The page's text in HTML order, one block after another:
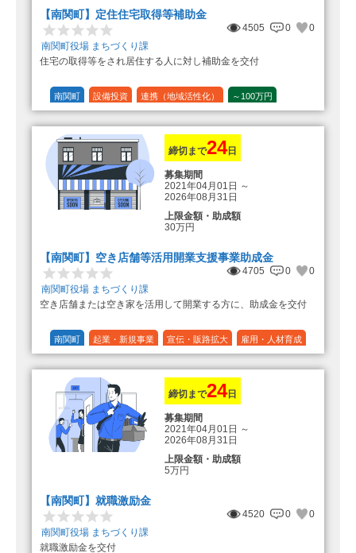
登録事業者利用の場合25万円加
算（50万円＋25万円加算＝75万円）
算（25万円＋25万円加算＝50万円）
（3）住宅リフォーム 経費の20％
の額（限度額50万円）
（最大で50万円＋25万円加算＝75万
【南関町】定住住宅取得等補助金
4505 0
0
南関町役場 まちづくり課
住宅の取得等をされ居住する人に対し補助金を交付
南関町 設備投資 連携（地域活性化） ～100万円
締切まで24日
募集期間
2021年04月01日 ～
2026年08月31日
上限金額・助成額
30万円
【南関町】空き店舗等活用開業支援事業助成金
4705 0
0
南関町役場 まちづくり課
空き店舗または空き家を活用して開業する方に、助成金を交付
南関町 起業・新規事業 宣伝・販路拡大 雇用・人材育成
1/3 (33%)
締切まで24日
募集期間
2021年04月01日 ～
2026年08月31日
上限金額・助成額
5万円
【南関町】就職激励金
4520 0
0
南関町役場 まちづくり課
就職激励金を交付